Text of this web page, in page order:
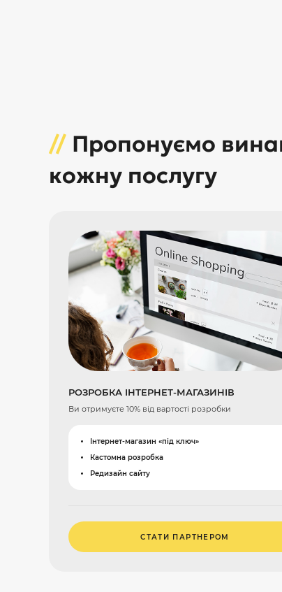
// Пропонуємо
кожну послугу
РОЗРОБКА ІНТЕРНЕТ-МАГАЗИНІВ
Ви отримуєте 10% від вартості розробки
Інтернет-магазин «під ключ»
Кастомна розробка
Редизайн сайту
СТАТИ ПАРТНЕРОМ